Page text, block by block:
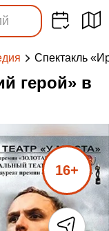
Спектакль
герой»‎ в
16+